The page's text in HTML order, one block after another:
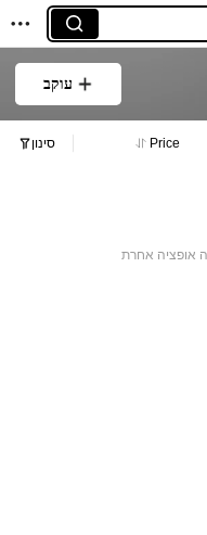
עוקב
Price סינון
אופציה אחרת